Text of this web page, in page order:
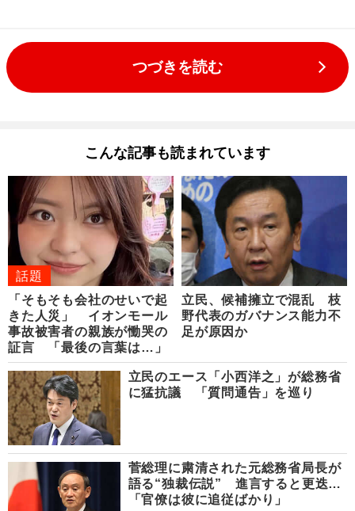
つづきを読む
こんな記事も読まれています
話題
「そもそも会社のせいで起
きた人災」 イオンモール
事故被害者の親族が慟哭の
証言 「最後の言葉は…」
立民、候補擁立で混乱 枝
野代表のガバナンス能力不
足が原因か
立民のエース「小西洋之」が総務省
に猛抗議 「質問通告」を巡り
菅総理に粛清された元総務省局長が
語る“独裁伝説” 進言すると更迭…
「官僚は彼に追従ばかり」